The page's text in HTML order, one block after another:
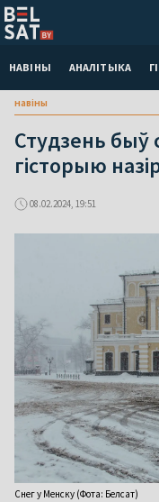
НАВІНЫ АНАЛІТЫКА
навіны
Студзень
гісторыю
08.02.2024, 19:51
Снег у Менску (Фота: Белсат)